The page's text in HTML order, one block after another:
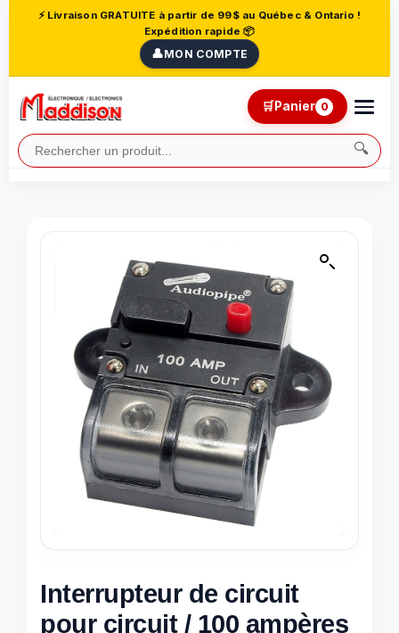
⚡ Livraison GRATUITE à partir de 99$ au Québec & Ontario !
Expédition rapide 📦
👤MON COMPTE
🔍
🛒Panier 0
Interrupteur de circuit
pour circuit / 100 ampères